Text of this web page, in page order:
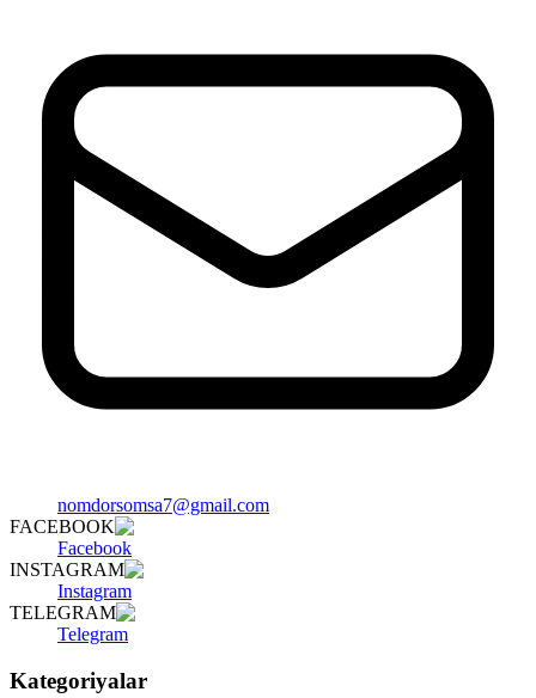
nomdorsomsa7@gmail.com
FACEBOOK
Facebook
INSTAGRAM
Instagram
TELEGRAM
Telegram
Kategoriyalar